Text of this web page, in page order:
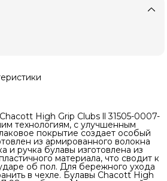
High Grip Clubs ll 31505-0007-
технологиям, с улучшенным
покрытие создает особый
из армированного волокна
и ручка булавы изготовлена из
материала, что сводит к
об пол. Для бережного ухода
в чехле. Булавы Chacott High